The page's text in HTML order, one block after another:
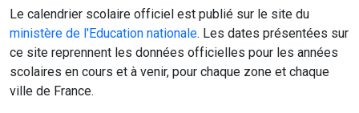
Le calendrier scolaire officiel est publié sur le site du
ministère de l'Education nationale. Les dates présentées sur
ce site reprennent les données officielles pour les années
scolaires en cours et à venir, pour chaque zone et chaque
ville de France.